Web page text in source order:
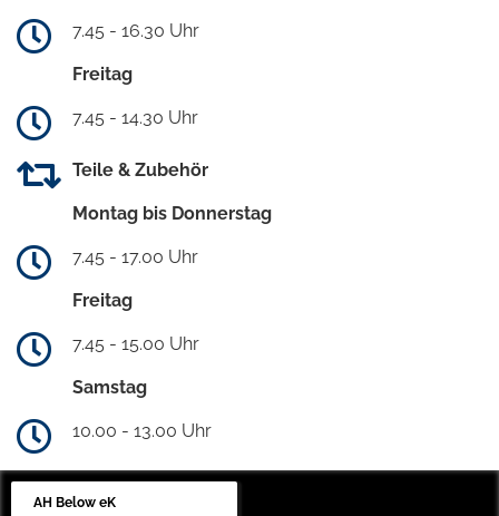
7.45 - 16.30 Uhr
Freitag
7.45 - 14.30 Uhr
Teile & Zubehör
Montag bis Donnerstag
7.45 - 17.00 Uhr
Freitag
7.45 - 15.00 Uhr
Samstag
10.00 - 13.00 Uhr
AH Below eK